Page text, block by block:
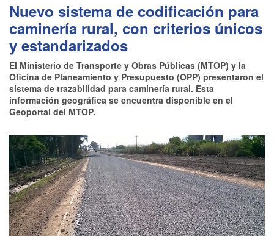
Nuevo sistema de codificación para
caminería rural, con criterios únicos
y estandarizados
El Ministerio de Transporte y Obras Públicas (MTOP) y la
Oficina de Planeamiento y Presupuesto (OPP) presentaron el
sistema de trazabilidad para caminería rural. Esta
información geográfica se encuentra disponible en el
Geoportal del MTOP.